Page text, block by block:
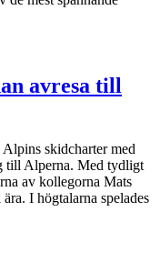
avresa till
skidcharter med
till Alperna. Med tydligt
av kollegorna Mats
I högtalarna spelades